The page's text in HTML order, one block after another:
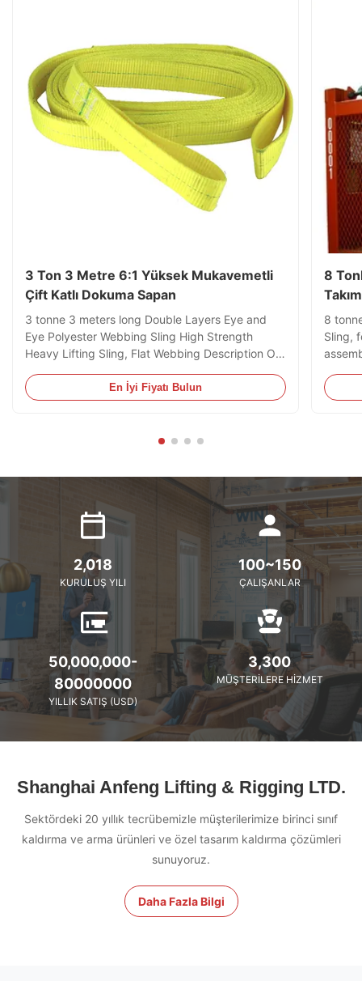
3 Ton 3 Metre 6:1 Yüksek Mukavemetli
Çift Katlı Dokuma Sapan
3 tonne 3 meters long Double Layers Eye and
Eye Polyester Webbing Sling High Strength
Heavy Lifting Sling, Flat Webbing Description Our
manufactured and supplied in accordance to EN
1492-1:2000, AS 1353.1-1997 or JB/T 8521-
En İyi Fiyatı Bulun
8
8
Sling,
mainly
2,018
KURULUŞ YILI
100~150
ÇALIŞANLAR
50,000,000-
80000000
YILLIK SATIŞ (USD)
3,300
MÜŞTERILERE HIZMET
Shanghai Anfeng Lifting & Rigging LTD.
Sektördeki 20 yıllık tecrübemizle müşterilerimize birinci sınıf
kaldırma ve arma ürünleri ve özel tasarım kaldırma çözümleri
sunuyoruz.
Daha Fazla Bilgi